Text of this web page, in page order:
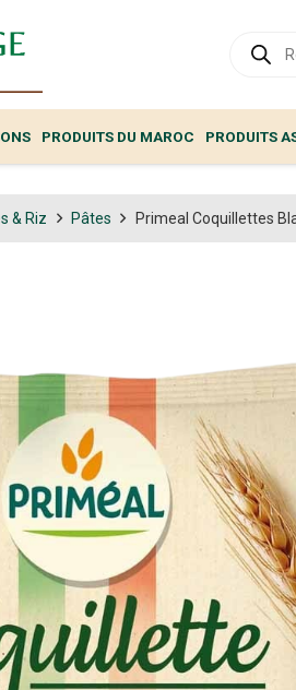
produits
PRODUITS DU MAROC PRODUITS
& Riz Pâtes Primeal Coquillettes